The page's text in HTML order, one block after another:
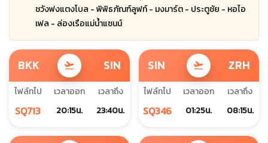
ชวังฟงแตงโบล - พิพิธภัณฑ์ลูฟท์ - มงมาร์ต - ประตูชัย - หอไอ
เฟล - ล่องเรือแม่น้ำแซนน์
BKK flight_takeoff SIN
ไฟล์ทไป
SQ713
เวลาออก
20:15น.
เวลาถึง
23:40น.
SIN flight_takeoff ZRH
ไฟล์ทไป
SQ346
เวลาออก
01:25น.
เวลาถึง
08:15น.